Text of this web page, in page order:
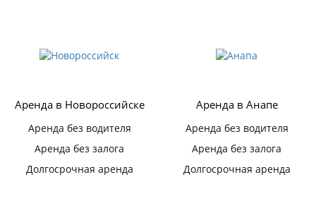
Аренда в Новороссийске
Аренда без водителя
Аренда без залога
Долгосрочная аренда
Аренда в Анапе
Аренда без водителя
Аренда без залога
Долгосрочная аренда